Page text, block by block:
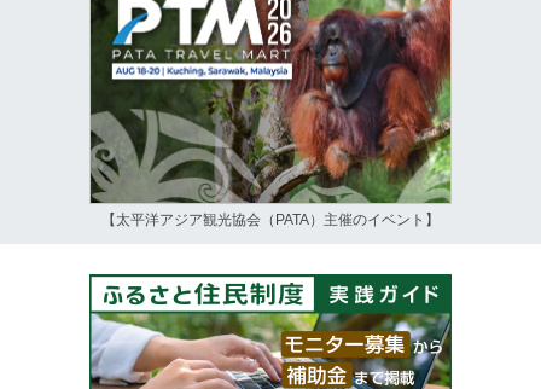
【太平洋アジア観光協会（PATA）主催のイベント】